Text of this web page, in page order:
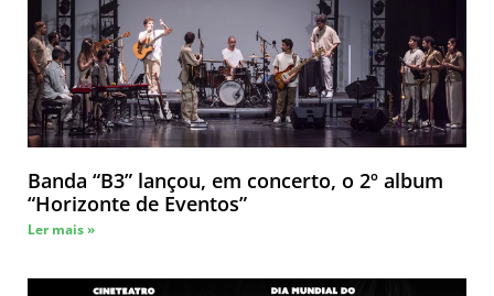
Banda “B3” lançou, em concerto, o 2º album
“Horizonte de Eventos”
Ler mais »